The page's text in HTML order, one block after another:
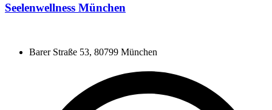
Seelenwellness München
Barer Straße 53, 80799 München